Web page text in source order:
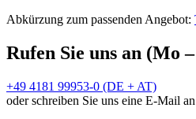
Abkürzung zum passenden Angebot:
Rufen Sie uns an (Mo
+49 4181 99953-0 (DE + AT)
oder schreiben Sie uns eine E-Mail an